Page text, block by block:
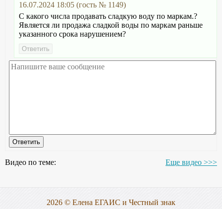
16.07.2024 18:05 (гость № 1149)
С какого числа продавать сладкую воду по маркам.?
Является ли продажа сладкой воды по маркам раньше
указанного срока нарушением?
Видео по теме: Еще видео >>>
2026 © Елена ЕГАИС и Честный знак